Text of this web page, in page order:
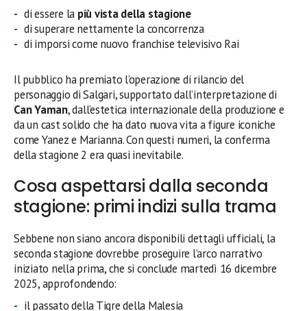
di essere la più vista della stagione
di superare nettamente la concorrenza
di imporsi come nuovo franchise televisivo Rai
Il pubblico ha premiato l’operazione di rilancio del
personaggio di Salgari, supportato dall’interpretazione di
Can Yaman, dall’estetica internazionale della produzione e
da un cast solido che ha dato nuova vita a figure iconiche
come Yanez e Marianna. Con questi numeri, la conferma
della stagione 2 era quasi inevitabile.
Cosa aspettarsi dalla seconda
stagione: primi indizi sulla trama
Sebbene non siano ancora disponibili dettagli ufficiali, la
seconda stagione dovrebbe proseguire l’arco narrativo
iniziato nella prima, che si conclude martedì 16 dicembre
2025, approfondendo:
il passato della Tigre della Malesia